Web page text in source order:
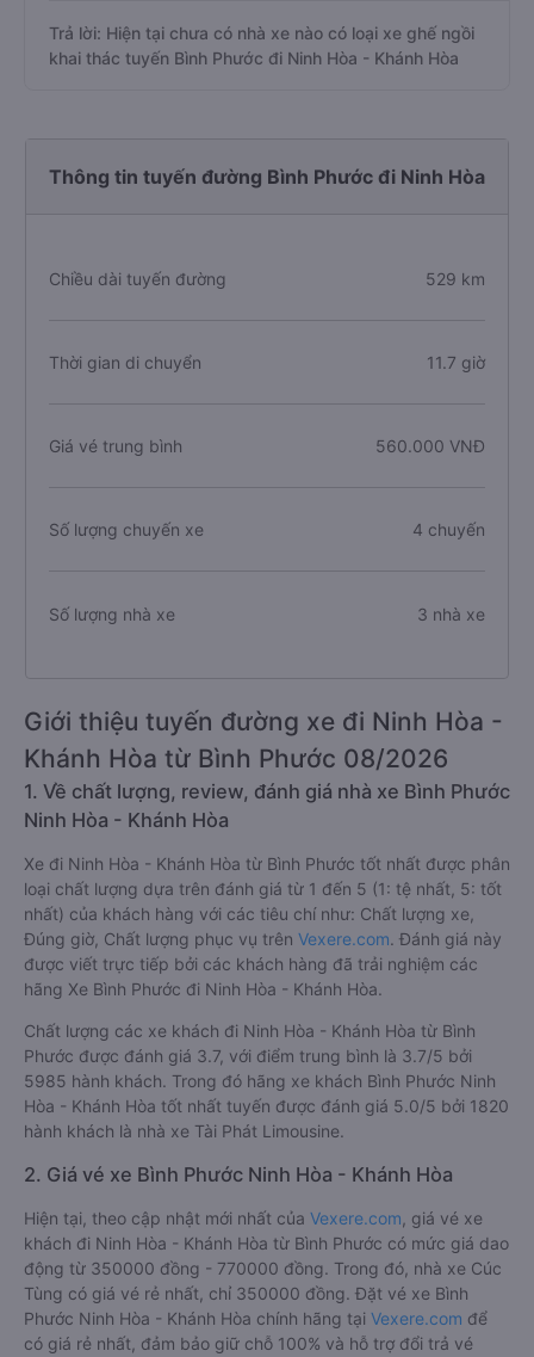
Trả lời: Hiện tại chưa có nhà xe nào có loại xe ghế ngồi
khai thác tuyến Bình Phước đi Ninh Hòa - Khánh Hòa
Thông tin tuyến đường Bình Phước đi Ninh Hòa
Chiều dài tuyến đường 529 km
Thời gian di chuyển 11.7 giờ
Giá vé trung bình 560.000 VNĐ
Số lượng chuyến xe 4 chuyến
Số lượng nhà xe 3 nhà xe
Giới thiệu tuyến đường xe đi Ninh Hòa -
Khánh Hòa từ Bình Phước 08/2026
1. Về chất lượng, review, đánh giá nhà xe Bình Phước
Ninh Hòa - Khánh Hòa
Xe đi Ninh Hòa - Khánh Hòa từ Bình Phước tốt nhất được phân
loại chất lượng dựa trên đánh giá từ 1 đến 5 (1: tệ nhất, 5: tốt
nhất) của khách hàng với các tiêu chí như: Chất lượng xe,
Đúng giờ, Chất lượng phục vụ trên Vexere.com. Đánh giá này
được viết trực tiếp bởi các khách hàng đã trải nghiệm các
hãng Xe Bình Phước đi Ninh Hòa - Khánh Hòa.
Chất lượng các xe khách đi Ninh Hòa - Khánh Hòa từ Bình
Phước được đánh giá 3.7, với điểm trung bình là 3.7/5 bởi
5985 hành khách. Trong đó hãng xe khách Bình Phước Ninh
Hòa - Khánh Hòa tốt nhất tuyến được đánh giá 5.0/5 bởi 1820
hành khách là nhà xe Tài Phát Limousine.
2. Giá vé xe Bình Phước Ninh Hòa - Khánh Hòa
Hiện tại, theo cập nhật mới nhất của Vexere.com , giá vé xe
khách đi Ninh Hòa - Khánh Hòa từ Bình Phước có mức giá dao
động từ 350000 đồng - 770000 đồng. Trong đó, nhà xe Cúc
Tùng có giá vé rẻ nhất, chỉ 350000 đồng. Đặt vé xe Bình
Phước Ninh Hòa - Khánh Hòa chính hãng tại Vexere.com để
có giá rẻ nhất, đảm bảo giữ chỗ 100% và hỗ trợ đổi trả vé